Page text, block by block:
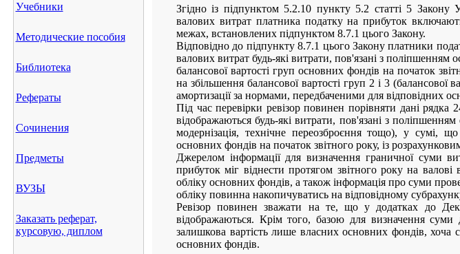
Учебники
Методические пособия
Библиотека
Рефераты
Сочинения
Предметы
ВУЗЫ
Заказать реферат,
курсовую, диплом
Згідно із підпунктом 5.2.10 пункту 5.2 статті 5
валових витрат платника податку на прибуток
межах, встановлених підпунктом 8.7.1 цього Закону.
Відповідно до підпункту 8.7.1 цього Закону платники
валових витрат будь-які витрати, пов'язані з
балансової вартості груп основних фондів на початок
на збільшення балансової вартості груп 2 і 3
амортизації за нормами, передбаченими для відповідних
Під час перевірки ревізор повинен порівняти дані
відображаються будь-які витрати, пов'язані з
модернізація, технічне переозброєння тощо), у сумі,
основних фондів на початок звітного року, із
Джерелом інформації для визначення граничної суми
прибуток міг віднести протягом звітного року на
обліку основних фондів, а також інформація про суми
обліку повинна накопичуватись на відповідному
Ревізор повинен зважати на те, що у додатках до
відображаються. Крім того, базою для визначення
залишкова вартість лише власних основних фондів, хоча
основних фондів.